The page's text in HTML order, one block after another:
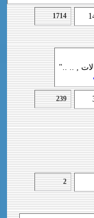
1714
, .. .."
239
2